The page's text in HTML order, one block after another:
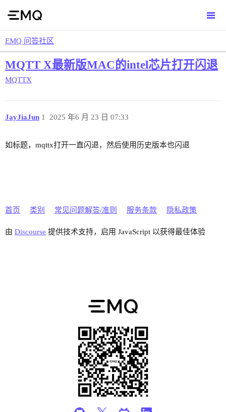
EMQ 问答社区
MQTT X最新版MAC的intel芯片打开闪退
MQTTX
JayJiaJun 2025 年6 月 23 日 07:33
1
如标题，mqttx打开一直闪退，然后使用历史版本也闪退
首页 类别 常见问题解答/准则 服务条款 隐私政策
由 Discourse 提供技术支持，启用 JavaScript 以获得最佳体验